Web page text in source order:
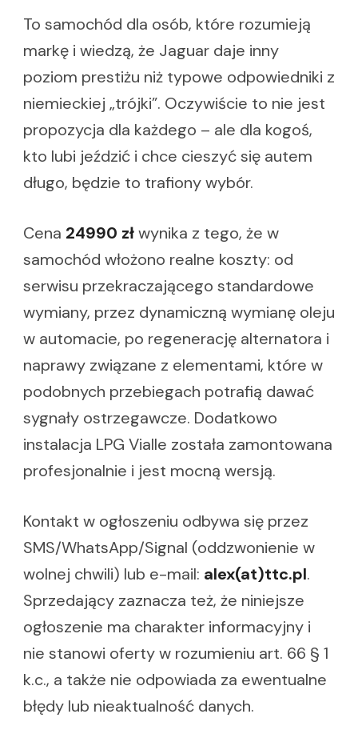
To samochód dla osób, które rozumieją
markę i wiedzą, że Jaguar daje inny
poziom prestiżu niż typowe odpowiedniki z
niemieckiej „trójki”. Oczywiście to nie jest
propozycja dla każdego – ale dla kogoś,
kto lubi jeździć i chce cieszyć się autem
długo, będzie to trafiony wybór.
Cena 24990 złwynika z tego, że w
samochód włożono realne koszty: od
serwisu przekraczającego standardowe
wymiany, przez dynamiczną wymianę oleju
w automacie, po regenerację alternatora i
naprawy związane z elementami, które w
podobnych przebiegach potrafią dawać
sygnały ostrzegawcze. Dodatkowo
instalacja LPG Vialle została zamontowana
profesjonalnie i jest mocną wersją.
Kontakt w ogłoszeniu odbywa się przez
SMS/WhatsApp/Signal (oddzwonienie w
wolnej chwili) lub e-mail: alex(at)ttc.pl.
Sprzedający zaznacza też, że niniejsze
ogłoszenie ma charakter informacyjny i
nie stanowi oferty w rozumieniu art. 66 § 1
k.c., a także nie odpowiada za ewentualne
błędy lub nieaktualność danych.